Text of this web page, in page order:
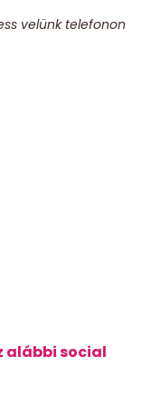
velünk telefonon
alábbi social